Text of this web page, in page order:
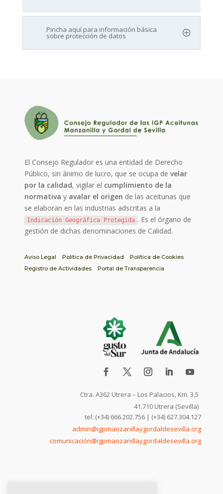
Pincha aquí para información básica
sobre protección de datos
El Consejo Regulador es una entidad de Derecho
Público, sin ánimo de lucro, que se ocupa develar
por la calidad, vigilar el cumplimiento de la
normativa y avalar el origen de las aceitunas que
se elaboran en las industrias adscritas a la
Indicación Geográfica Protegida . Es el órgano de
gestión de dichas denominaciones de Calidad.
Aviso Legal Política de Privacidad
Política de Cookies
Registro de Actividades
Portal de Transparencia
Ctra. A362 Utrera – Los Palacios, Km. 3,5
41.710 Utrera (Sevilla)
tel: (+34) 666.202.756 | (+34) 627.304.127
admin@igpmanzanillaygordaldesevilla.org
comunicación@igpmanzanillaygordaldesevilla.org